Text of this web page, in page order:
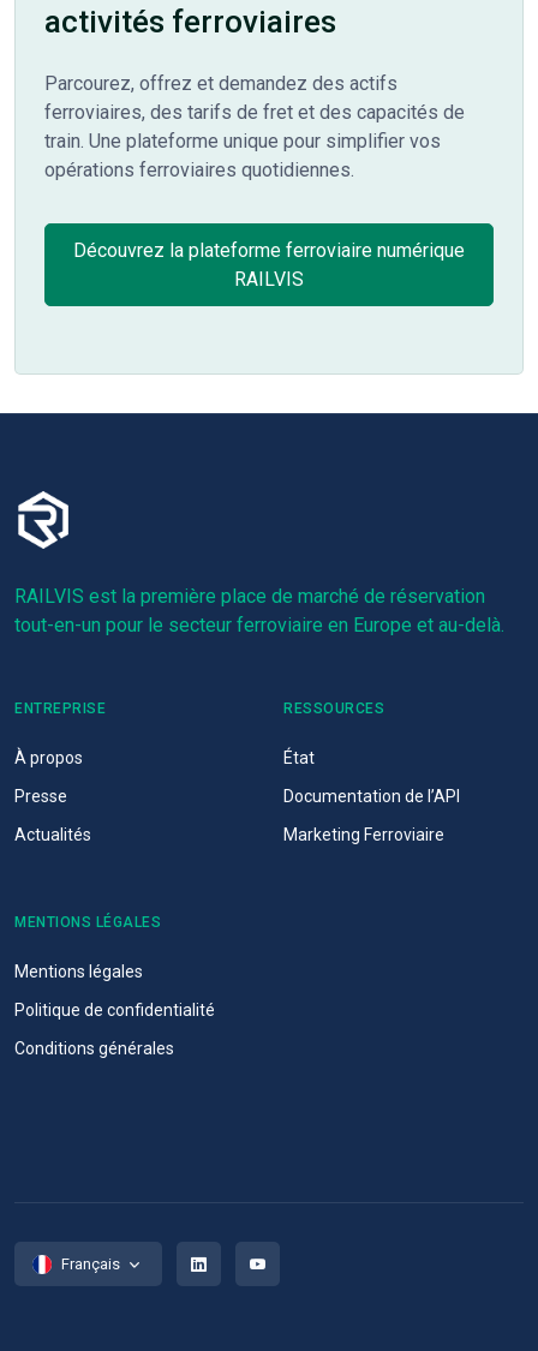
activités ferroviaires
Parcourez, offrez et demandez des actifs
ferroviaires, des tarifs de fret et des capacités de
train. Une plateforme unique pour simplifier vos
opérations ferroviaires quotidiennes.
Découvrez la plateforme ferroviaire numérique
RAILVIS
RAILVIS est la première place de marché de réservation
tout-en-un pour le secteur ferroviaire en Europe et au-delà.
ENTREPRISE
À propos
Presse
Actualités
RESSOURCES
État
Documentation de l’API
Marketing Ferroviaire
MENTIONS LÉGALES
Mentions légales
Politique de confidentialité
Conditions générales
Français